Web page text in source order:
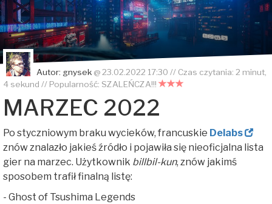
Autor: gnysek @23.02.2022 17:30 // Czas czytania: 2 minut,
4 sekund // Popularność: SZALEŃCZA!!!
MARZEC 2022
Po styczniowym braku wycieków, francuskie Delabs
znów znalazło jakieś źródło i pojawiła się nieoficjalna lista
gier na marzec. Użytkownik billbil-kun, znów jakimś
sposobem trafił finalną listę:
- Ghost of Tsushima Legends